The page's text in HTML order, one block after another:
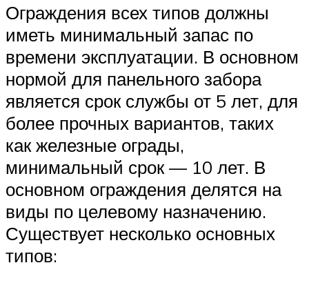
Ограждения всех типов должны
иметь минимальный запас по
времени эксплуатации. В основном
нормой для панельного забора
является срок службы от 5 лет, для
более прочных вариантов, таких
как железные ограды,
минимальный срок — 10 лет. В
основном ограждения делятся на
виды по целевому назначению.
Существует несколько основных
типов: